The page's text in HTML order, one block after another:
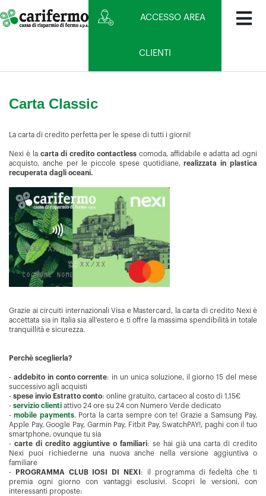
ACCESSO AREA
CLIENTI
Carta Classic
La carta di credito perfetta per le spese di tutti i giorni!
Nexi è lacarta di credito contactless comoda, affidabile e adatta ad ogni
acquisto, anche per le piccole spese quotidiane,realizzata in plastica
recuperata dagli oceani.
Grazie ai circuiti internazionali Visa e Mastercard, la carta di credito Nexi è
accettata sia in Italia sia all'estero e ti offre la massima spendibilità in totale
tranquillità e sicurezza.
Perchè sceglierla?
- addebito in conto corrente: in un unica soluzione, il giorno 15 del mese
successivo agli acquisti
- spese invio Estratto conto: online gratuito, cartaceo al costo di 1,15€
- servizio clienti attivo 24 ore su 24 con Numero Verde dedicato
-mobile payments. Porta la carta sempre con te! Grazie a Samsung Pay,
Apple Pay, Google Pay, Garmin Pay, Fitbit Pay, SwatchPAY!, paghi con il tuo
smartphone, ovunque tu sia
- carte di credito aggiuntive o familiari: se hai già una carta di credito
Nexi puoi richiederne una nuova anche nella versione aggiuntiva o
familiare
-
PROGRAMMA CLUB IOSI DI NEXI : il programma di fedeltà che ti
premia ogni giorno con vantaggi esclusivi. Scopri le versioni, con
interessanti proposte: